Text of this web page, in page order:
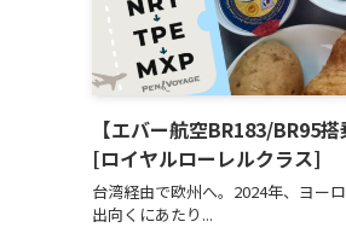
【エバー航空BR183/BR95
[ロイヤルローレルクラス]
台湾経由で欧州へ。2024年、ヨー
出向くにあたり...